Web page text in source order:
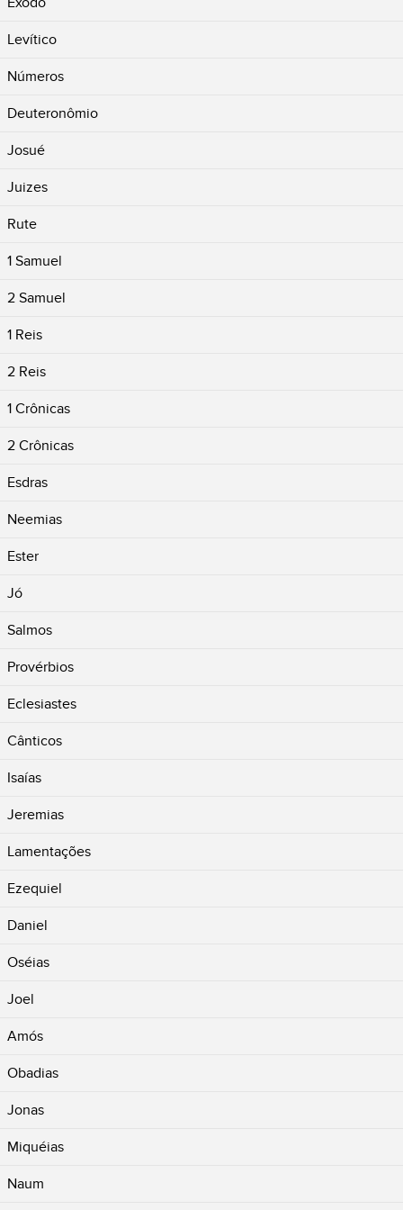
Levítico
Números
Deuteronômio
Josué
Juizes
Rute
1 Samuel
2 Samuel
1 Reis
2 Reis
1 Crônicas
2 Crônicas
Esdras
Neemias
Ester
Jó
Salmos
Provérbios
Eclesiastes
Cânticos
Isaías
Jeremias
Lamentações
Ezequiel
Daniel
Oséias
Joel
Amós
Obadias
Jonas
Miquéias
Naum